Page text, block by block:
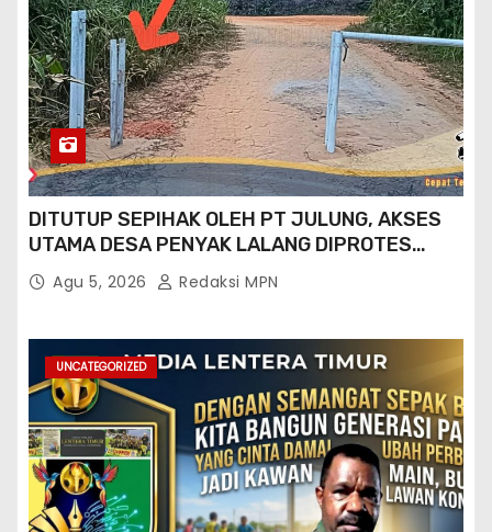
DITUTUP SEPIHAK OLEH PT JULUNG, AKSES
UTAMA DESA PENYAK LALANG DIPROTES
KADES DAN GPN 08
Agu 5, 2026 Redaksi MPN
UNCATEGORIZED